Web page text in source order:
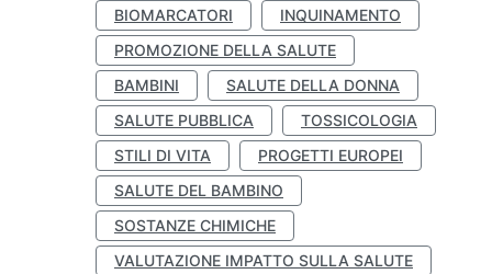
BIOMARCATORI
INQUINAMENTO
PROMOZIONE DELLA SALUTE
BAMBINI
SALUTE DELLA DONNA
SALUTE PUBBLICA
TOSSICOLOGIA
STILI DI VITA
PROGETTI EUROPEI
SALUTE DEL BAMBINO
SOSTANZE CHIMICHE
VALUTAZIONE IMPATTO SULLA SALUTE